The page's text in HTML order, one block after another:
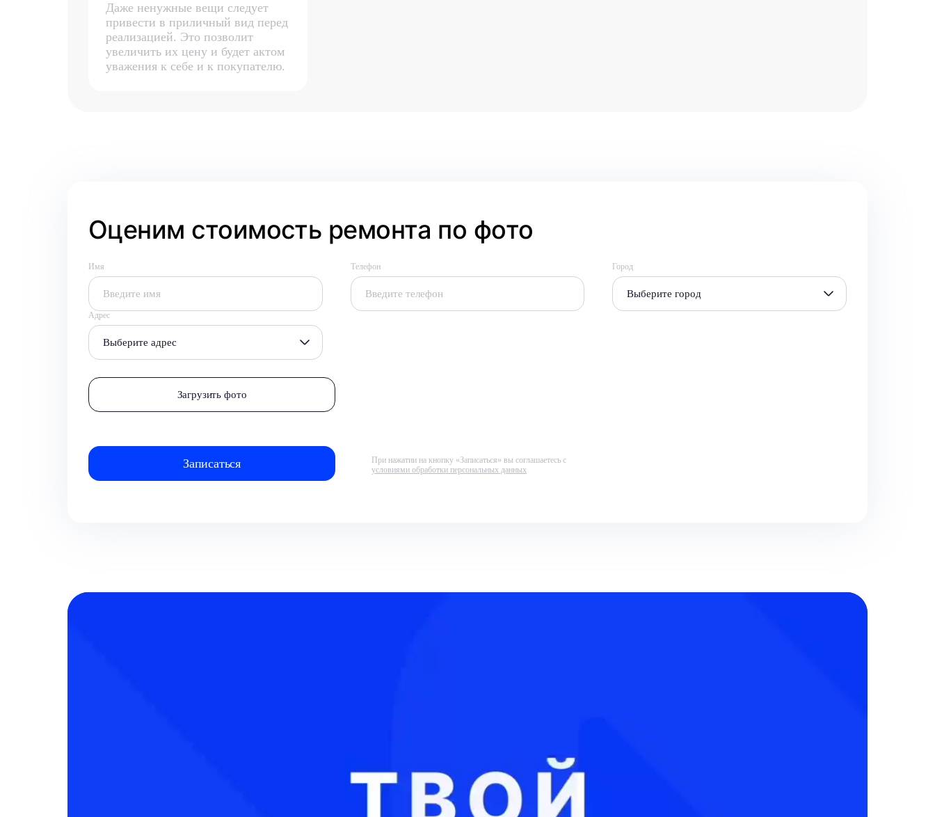
Даже ненужные вещи следует
привести в приличный вид перед
реализацией. Это позволит
увеличить их цену и будет актом
уважения к себе и к покупателю.
Оценим стоимость ремонта по фото
Имя Телефон Город
Выберите город
Адрес
Выберите адрес
Загрузить фото
При нажатии на кнопку «Записаться» вы соглашаетесь с
условиями обработки персональных данных